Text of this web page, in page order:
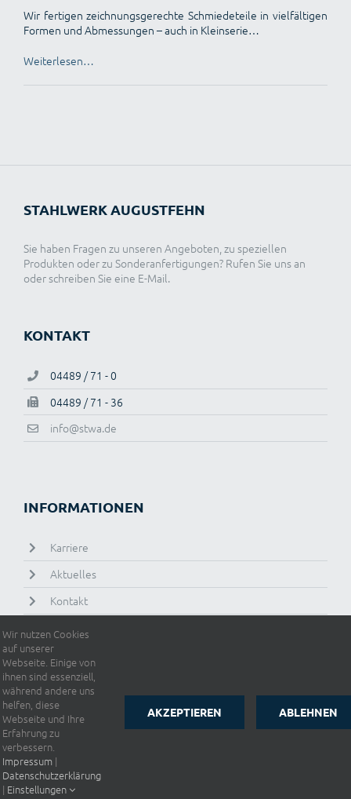
Wir fertigen zeichnungsgerechte Schmiedeteile in vielfältigen
Formen und Abmessungen – auch in Kleinserie…
Weiterlesen…
STAHLWERK AUGUSTFEHN
Sie haben Fragen zu unseren Angeboten, zu speziellen
Produkten oder zu Sonderanfertigungen? Rufen Sie uns an
oder schreiben Sie eine E-Mail.
KONTAKT
04489 / 71 - 0
04489 / 71 - 36
info@stwa.de
INFORMATIONEN
Karriere
Aktuelles
Kontakt
© 2025 Stahlwerk Augustfehn Schmiede GmbH & Co. KG
Wir nutzen Cookies
auf unserer
Webseite. Einige von
ihnen sind essenziell,
während andere uns
helfen, diese
Webseite und Ihre
Erfahrung zu
verbessern.
Impressum |
Datenschutzerklärung
| Einstellungen
AKZEPTIEREN ABLEHNEN